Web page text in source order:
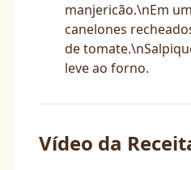
manjericão.\nEm
canelones
de
leve ao forno.
Vídeo da